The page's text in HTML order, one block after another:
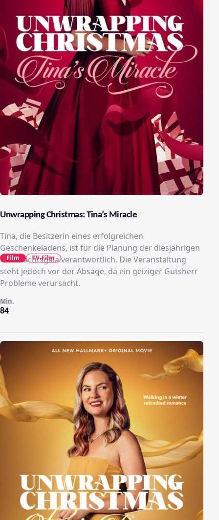
Unwrapping Christmas: Tina’s Miracle
Tina, die Besitzerin eines erfolgreichen
Geschenkeladens, ist für die Planung der diesjährigen
Weihnachtsgala verantwortlich. Die Veranstaltung
steht jedoch vor der Absage, da ein geiziger Gutsherr
Probleme verursacht.
84
Min.
Film TV-Film